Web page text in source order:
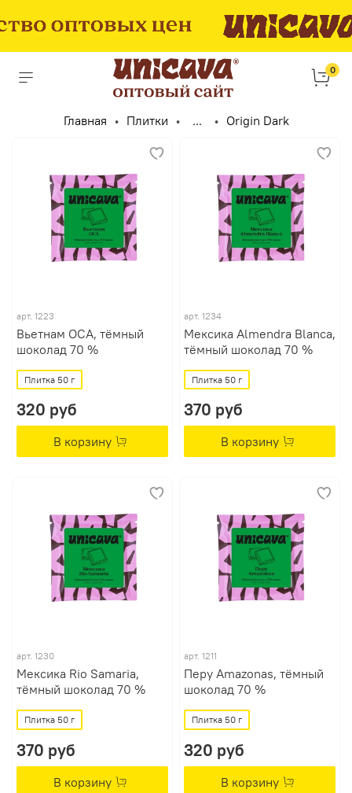
0
Главная Плитки ... Origin Dark
арт. 1223
Вьетнам OCA, тёмный
шоколад 70 %
Плитка 50 г
320 руб
В корзину
арт. 1234
Мексика Almendra Blanca,
тёмный шоколад 70 %
Плитка 50 г
370 руб
В корзину
арт. 1230
Мексика Rio Samaria,
тёмный шоколад 70 %
Плитка 50 г
370 руб
В корзину
арт. 1211
Перу Amazonas, тёмный
шоколад 70 %
Плитка 50 г
320 руб
В корзину